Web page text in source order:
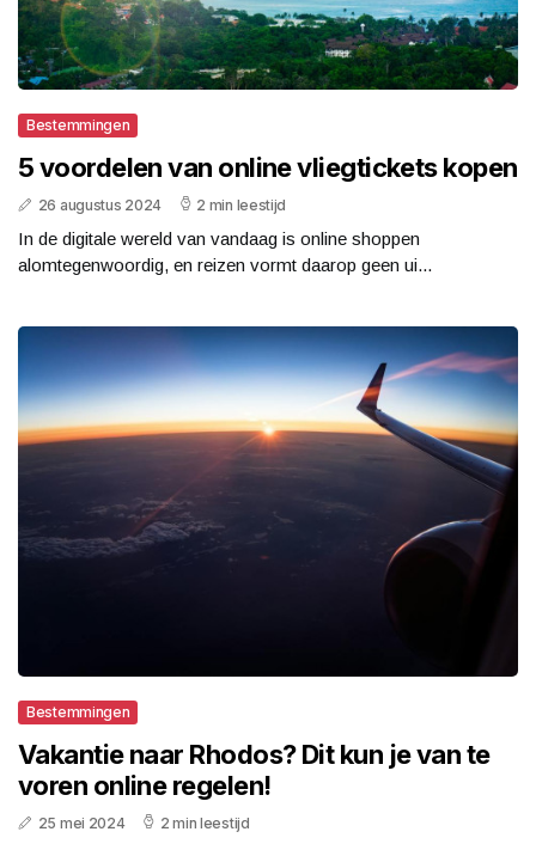
Bestemmingen
5 voordelen van online vliegtickets kopen
26 augustus 2024 2 min leestijd
In de digitale wereld van vandaag is online shoppen
alomtegenwoordig, en reizen vormt daarop geen ui...
Bestemmingen
Vakantie naar Rhodos? Dit kun je van te
voren online regelen!
25 mei 2024 2 min leestijd